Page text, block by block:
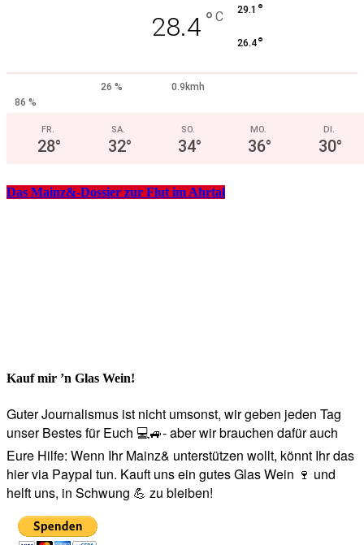
28.4 ° C 29.1 °
26.4°
26 %
0.9kmh
86 %
FR.
28°
SA.
32°
SO.
34°
MO.
36°
DI.
30°
Das Mainz&-Dossier zur Flut im Ahrtal
Kauf mir ’n Glas Wein!
Guter Journalismus ist nicht umsonst, wir geben jeden Tag
unser Bestes für Euch 💻🚙- aber wir brauchen dafür auch
Eure Hilfe: Wenn Ihr Mainz& unterstützen wollt, könnt Ihr das
hier via Paypal tun. Kauft uns ein gutes Glas Wein 🍷 und
helft uns, in Schwung 💪 zu bleiben!